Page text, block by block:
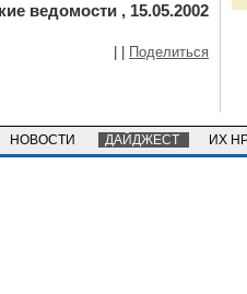
ведомости , 15.05.2002
Поделиться
НОВОСТИ ДАЙДЖЕСТ ИХ